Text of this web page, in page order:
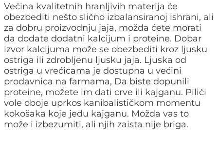
Većina kvalitetnih hranljivih materija će
obezbediti nešto slično izbalansiranoj ishrani, ali
za dobru proizvodnju jaja, možda ćete morati
da dodate dodatni kalcijum i proteine. Dobar
izvor kalcijuma može se obezbediti kroz ljusku
ostriga ili zdrobljenu ljusku jaja. Ljuska od
ostriga u vrećicama je dostupna u većini
prodavnica na farmama, Da biste dopunili
proteine, možete im dati crve ili kajganu. Pilići
vole oboje uprkos kanibalističkom momentu
kokošaka koje jedu kajganu. Možda vas to
može i izbezumiti, ali njih zaista nije briga.